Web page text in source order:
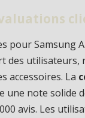
pour Samsung
des utilisateurs,
accessoires. La
une note solide
avis. Les